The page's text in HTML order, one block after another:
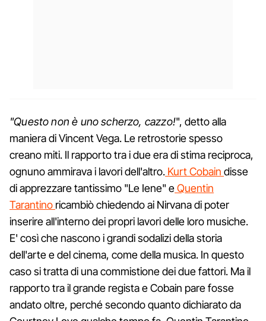
"Questo non è uno scherzo, cazzo!", detto alla
maniera di Vincent Vega. Le retrostorie spesso
creano miti. Il rapporto tra i due era di stima reciproca,
ognuno ammirava i lavori dell'altro. Kurt Cobain disse
di apprezzare tantissimo "Le Iene" eQuentin
Tarantino ricambiò chiedendo ai Nirvana di poter
inserire all'interno dei propri lavori delle loro musiche.
E' così che nascono i grandi sodalizi della storia
dell'arte e del cinema, come della musica. In questo
caso si tratta di una commistione dei due fattori. Ma il
rapporto tra il grande regista e Cobain pare fosse
andato oltre, perché secondo quanto dichiarato da